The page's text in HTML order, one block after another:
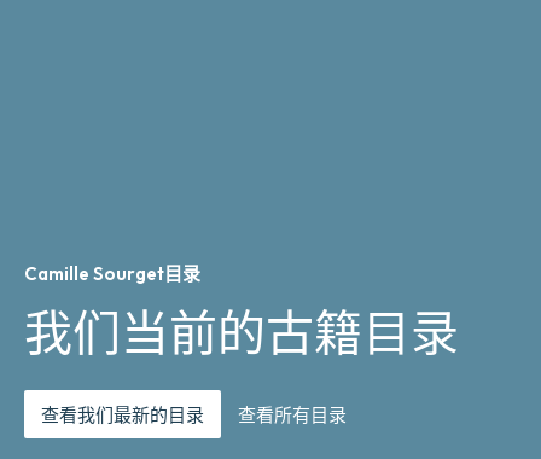
Camille Sourget目录
我们当前的古籍目录
查看我们最新的目录 查看所有目录